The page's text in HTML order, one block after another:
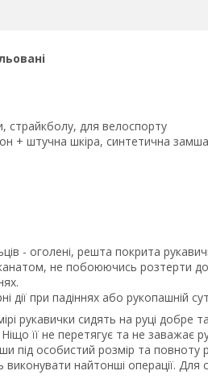
страйкболу, для велоспорту
+ штучна шкіра, синтетична замша
- оголені, решта покрита
не побоюючись розтерти
при падіннях або рукопашній
рукавички сидять на руці добре
її не перетягує та не заважає
під особистий розмір та повноту
виконувати найтонші операції. Для